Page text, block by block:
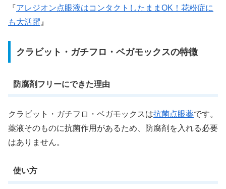
『アレジオン点眼液はコンタクトしたままOK！花粉症に
も大活躍』
クラビット・ガチフロ・ベガモックスの特徴
防腐剤フリーにできた理由
クラビット・ガチフロ・ベガモックスは抗菌点眼薬です。
薬液そのものに抗菌作用があるため、防腐剤を入れる必要
はありません。
使い方